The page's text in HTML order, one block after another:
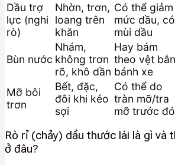
Dầu trợ
lực (nghi
rò)
Nhờn, trơn,
loang trên
khăn
Có thể giảm
mức dầu, có
mùi dầu
Bùn nước
Nhám,
không trơn
rõ, khô dần
Hay bám
theo vệt bắn
bánh xe
Mỡ bôi
trơn
Bết, đặc,
đôi khi kéo
sợi
Có thể do
tràn mỡ/tra
mỡ trước đó
Rò rỉ (chảy) dầu thước lái là gì và
ở đâu?